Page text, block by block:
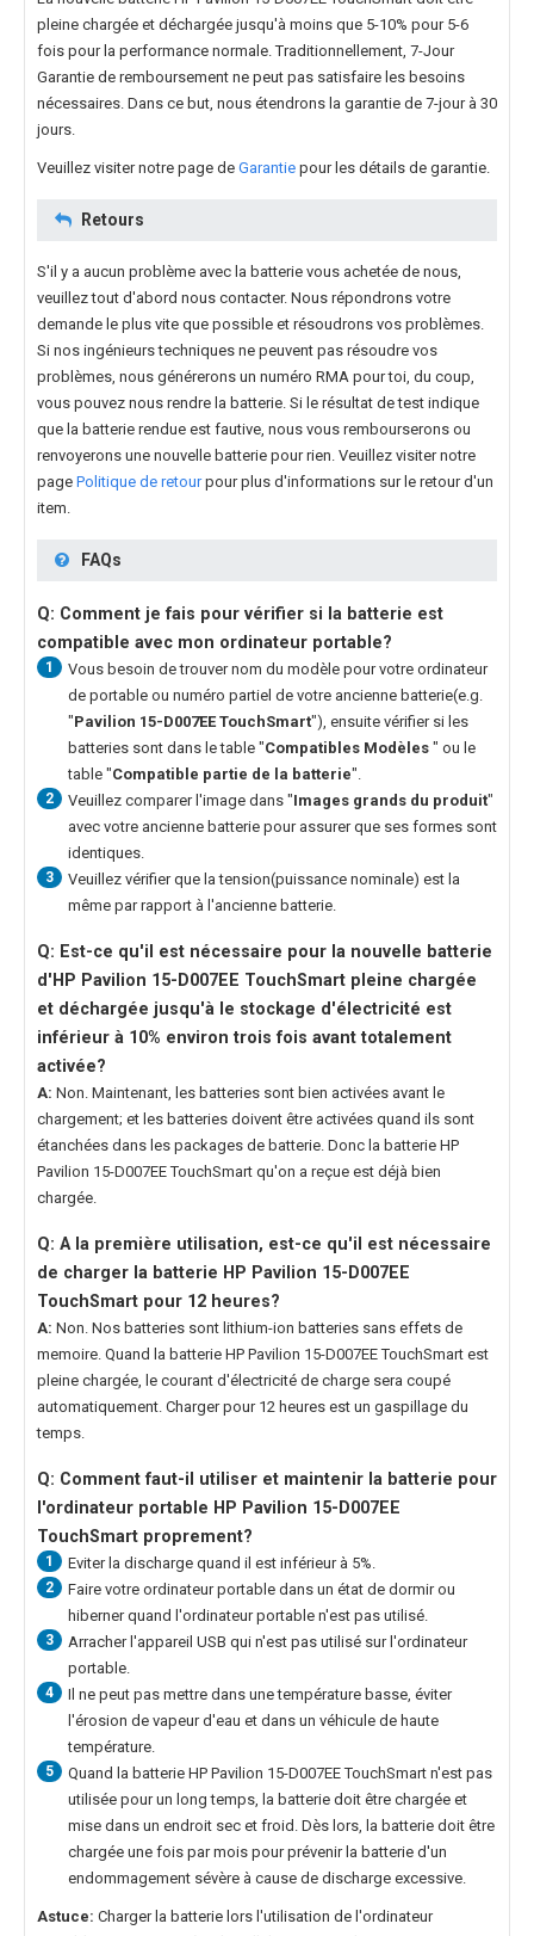
pleine chargée et déchargée jusqu'à moins que 5-10% pour 5-6
fois pour la performance normale. Traditionnellement, 7-Jour
Garantie de remboursement ne peut pas satisfaire les besoins
nécessaires. Dans ce but, nous étendrons la garantie de 7-jour à 30
jours.
Veuillez visiter notre page de Garantie pour les détails de garantie.
Retours
S'il y a aucun problème avec la batterie vous achetée de nous,
veuillez tout d'abord nous contacter. Nous répondrons votre
demande le plus vite que possible et résoudrons vos problèmes.
Si nos ingénieurs techniques ne peuvent pas résoudre vos
problèmes, nous générerons un numéro RMA pour toi, du coup,
vous pouvez nous rendre la batterie. Si le résultat de test indique
que la batterie rendue est fautive, nous vous rembourserons ou
renvoyerons une nouvelle batterie pour rien. Veuillez visiter notre
page Politique de retourpour plus d'informations sur le retour d'un
item.
FAQs
Q: Comment je fais pour vérifier si la batterie est
compatible avec mon ordinateur portable?
1
Vous besoin de trouver nom du modèle pour votre ordinateur
de portable ou numéro partiel de votre ancienne batterie(e.g.
"Pavilion 15-D007EE TouchSmart"), ensuite vérifier si les
batteries sont dans le table "Compatibles Modèles " ou le
table "Compatible partie de la batterie".
2 Veuillez comparer l'image dans "Images grands du produit"
avec votre ancienne batterie pour assurer que ses formes sont
identiques.
3
Veuillez vérifier que la tension(puissance nominale) est la
même par rapport à l'ancienne batterie.
Q: Est-ce qu'il est nécessaire pour la nouvelle batterie
d'HP Pavilion 15-D007EE TouchSmart pleine chargée
et déchargée jusqu'à le stockage d'électricité est
inférieur à 10% environ trois fois avant totalement
activée?
A: Non. Maintenant, les batteries sont bien activées avant le
chargement; et les batteries doivent être activées quand ils sont
étanchées dans les packages de batterie. Donc la batterie HP
Pavilion 15-D007EE TouchSmart qu'on a reçue est déjà bien
chargée.
Q: A la première utilisation, est-ce qu'il est nécessaire
de charger la batterie HP Pavilion 15-D007EE
TouchSmart pour 12 heures?
A: Non. Nos batteries sont lithium-ion batteries sans effets de
memoire. Quand la batterie HP Pavilion 15-D007EE TouchSmart est
pleine chargée, le courant d'électricité de charge sera coupé
automatiquement. Charger pour 12 heures est un gaspillage du
temps.
Q: Comment faut-il utiliser et maintenir la batterie pour
l'ordinateur portable HP Pavilion 15-D007EE
TouchSmart proprement?
1 Eviter la discharge quand il est inférieur à 5%.
2
Faire votre ordinateur portable dans un état de dormir ou
hiberner quand l'ordinateur portable n'est pas utilisé.
3
Arracher l'appareil USB qui n'est pas utilisé sur l'ordinateur
portable.
4
Il ne peut pas mettre dans une température basse, éviter
l'érosion de vapeur d'eau et dans un véhicule de haute
température.
5 Quand la batterie HP Pavilion 15-D007EE TouchSmart n'est pas
utilisée pour un long temps, la batterie doit être chargée et
mise dans un endroit sec et froid. Dès lors, la batterie doit être
chargée une fois par mois pour prévenir la batterie d'un
endommagement sévère à cause de discharge excessive.
Astuce: Charger la batterie lors l'utilisation de l'ordinateur